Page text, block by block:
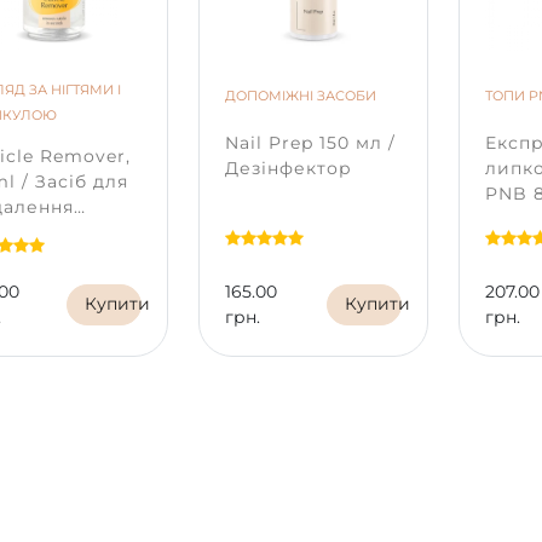
Liquid Gel PNB, 036 Moon
на рідкісний цвіт орхідеї
з містичною силою.
розкриває магнетизм
немов загадковий
Відмінні адгезивні
Гель чудово зчіплюється з
сколів й відшарувань.
тижнів!
Оновлена, вдосконалена
формула — безпечна для
алергічних реакцій та
містить шкідливих,
заборонених та токсичних
ЗА НІГТЯМИ І
Remover,
/ Засіб для
Купити
ДОПОМІЖНІ ЗАСОБИ
Nail Prep 150 мл /
Дезінфектор
165.00
грн.
Купити
ТОПИ
PNB
Top
207.00
грн.